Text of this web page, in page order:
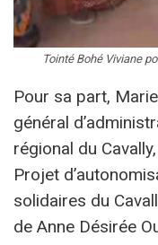
Tointé Bohé Viviane
Pour sa part,
général
régional du
Projet
solidaires du
de Anne Désirée